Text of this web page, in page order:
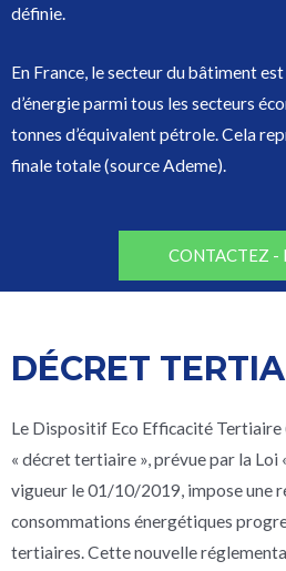
définie.
En France, le secteur du bâtiment
d’énergie parmi tous les secteurs
tonnes d’équivalent pétrole. Cela
finale totale (source Ademe).
CONTACTEZ -
DÉCRET
Le Dispositif Eco Efficacité
« décret tertiaire », prévue par la Loi
vigueur le 01/10/2019, impose une
consommations énergétiques
tertiaires. Cette nouvelle